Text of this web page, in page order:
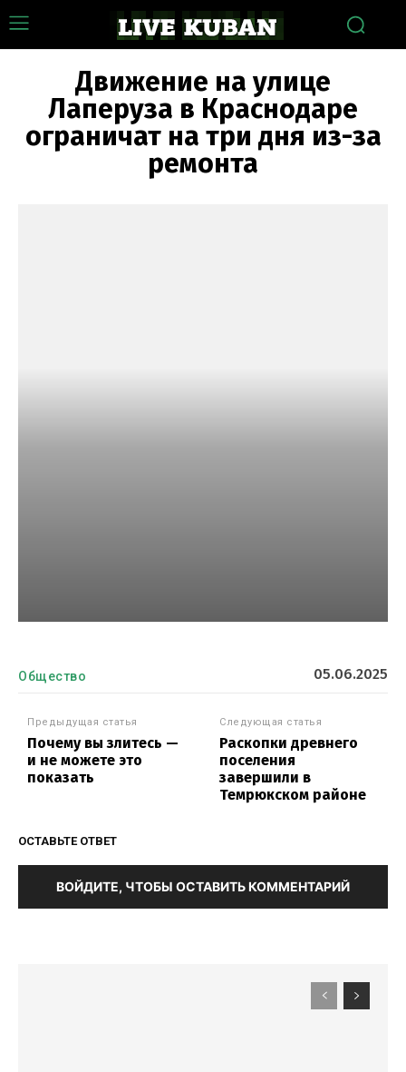
Движение на улице
Лаперуза в Краснодаре
ограничат на три дня из-за
ремонта
Общество 05.06.2025
Предыдущая статья
Почему вы злитесь —
и не можете это
показать
Следующая статья
Раскопки древнего
поселения
завершили в
Темрюкском районе
ОСТАВЬТЕ ОТВЕТ
ВОЙДИТЕ, ЧТОБЫ ОСТАВИТЬ КОММЕНТАРИЙ